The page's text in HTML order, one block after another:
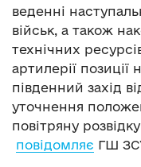
веденні
військ, а також
технічних
артилерії позиції
південний захід
уточнення
повітряну
повідомляє ГШ